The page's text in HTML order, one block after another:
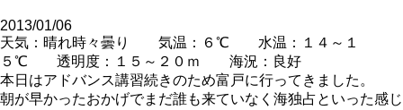
2013/01/06
天気：晴れ時々曇り 気温：６℃ 水温：１４～１
５℃ 透明度：１５～２０ｍ 海況：良好
本日はアドバンス講習続きのため富戸に行ってきました。
朝が早かったおかげでまだ誰も来ていなく海独占といった感じ